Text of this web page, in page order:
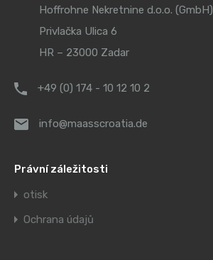
Hoffrohne Nekretnine d.o.o. (GmbH)
Privlačka Ulica 6
HR – 23000 Zadar
+49 (0) 174 - 10 12 10 2
info@maasscroatia.de
Právní záležitosti
otisk
Ochrana údajů